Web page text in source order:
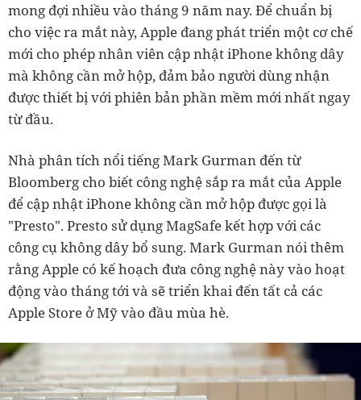
mong đợi nhiều vào tháng 9 năm nay. Để chuẩn bị
cho việc ra mắt này, Apple đang phát triển một cơ chế
mới cho phép nhân viên cập nhật iPhone không dây
mà không cần mở hộp, đảm bảo người dùng nhận
được thiết bị với phiên bản phần mềm mới nhất ngay
từ đầu.
Nhà phân tích nổi tiếng Mark Gurman đến từ
Bloomberg cho biết công nghệ sắp ra mắt của Apple
để cập nhật iPhone không cần mở hộp được gọi là
"Presto". Presto sử dụng MagSafe kết hợp với các
công cụ không dây bổ sung. Mark Gurman nói thêm
rằng Apple có kế hoạch đưa công nghệ này vào hoạt
động vào tháng tới và sẽ triển khai đến tất cả các
Apple Store ở Mỹ vào đầu mùa hè.